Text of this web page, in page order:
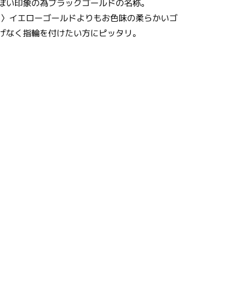
印象の為ブラックゴールドの名称。
イエローゴールドよりもお色味の柔らかいゴ
く指輪を付けたい方にピッタリ。